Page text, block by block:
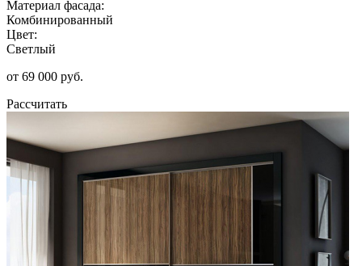
Материал фасада:
Комбинированный
Цвет:
Светлый
от 69 000 руб.
Рассчитать